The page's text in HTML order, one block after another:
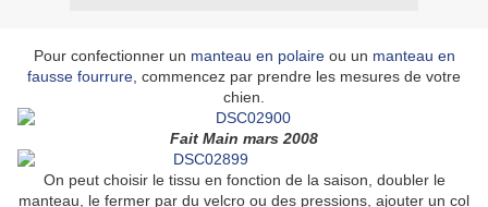
Pour confectionner un manteau en polaireou un manteau en
fausse fourrure , commencez par prendre les mesures de votre
chien.
Fait Main mars 2008
On peut choisir le tissu en fonction de la saison, doubler le
manteau, le fermer par du velcro ou des pressions, ajouter un col